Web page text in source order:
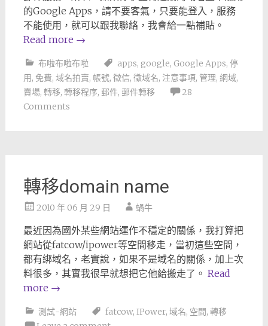
的Google Apps，請不要客氣，只要能登入，服務
不能使用，就可以跟我聯絡，我會給一點補貼。
Read more →
布啦布啦布啦 apps, google, Google Apps, 停
用, 免費, 域名拍賣, 帳號, 徵信, 徵域名, 注意事項, 管理, 網域,
賣場, 轉移, 轉移程序, 郵件, 郵件轉移
28
Comments
轉移domain name
2010 年 06 月 29 日 蝸牛
最近因為國外某些網站運作不穩定的關係，我打算把
網站從fatcow/ipower等空間移走，當初這些空間，
都有綁域名，老實說，如果不是域名的關係，加上次
料很多，其實我很早就想把它他給搬走了。 Read
more →
測試-網站 fatcow, IPower, 域名, 空間, 轉移